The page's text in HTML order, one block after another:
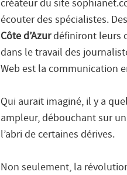
créateur du site
écouter des spécialistes.
Côte d’Azurdéfiniront leurs
dans le travail des
Web est la communication
Qui aurait imaginé, il y a
ampleur, débouchant sur
l’abri de certaines dérives.
Non seulement, la